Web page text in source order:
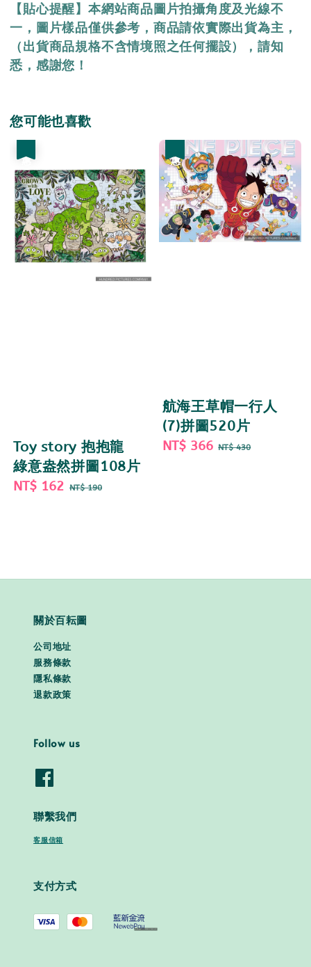
【貼心提醒】本網站商品圖片拍攝角度及光線不
一，圖片樣品僅供參考，商品請依實際出貨為主，
（出貨商品規格不含情境照之任何擺設），請知
悉，感謝您！
您可能也喜歡
Toy story 抱抱龍
綠意盎然拼圖108片
Sale
NT$ 162 Regular
NT$ 190
航海王草帽一行人
(7)拼圖520片
Sale
NT$ 366 Regular
NT$ 430
關於百耘圖
公司地址
服務條款
隱私條款
退款政策
Follow us
聯繫我們
客服信箱
支付方式